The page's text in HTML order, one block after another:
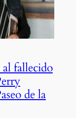
fallecido
de la